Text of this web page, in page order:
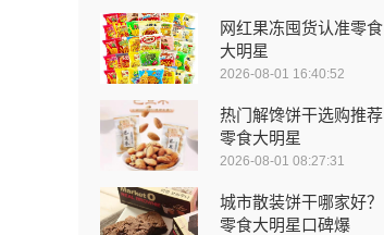
网红果冻囤货认准零食
大明星
2026-08-01 16:40:52
热门解馋饼干选购推荐
零食大明星
2026-08-01 08:27:31
城市散装饼干哪家好？
零食大明星口碑爆